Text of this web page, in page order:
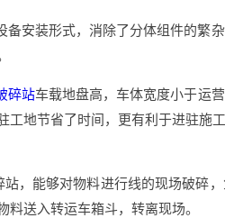
备安装形式，消除了分体组件的繁
碎站车载地盘高，车体宽度小于运
工地节省了时间，更有利于进驻施
，能够对物料进行线的现场破碎
送入转运车箱斗，转离现场。